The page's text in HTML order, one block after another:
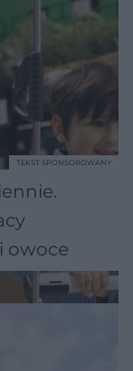
owoce
TEKST SPONSOROWANY